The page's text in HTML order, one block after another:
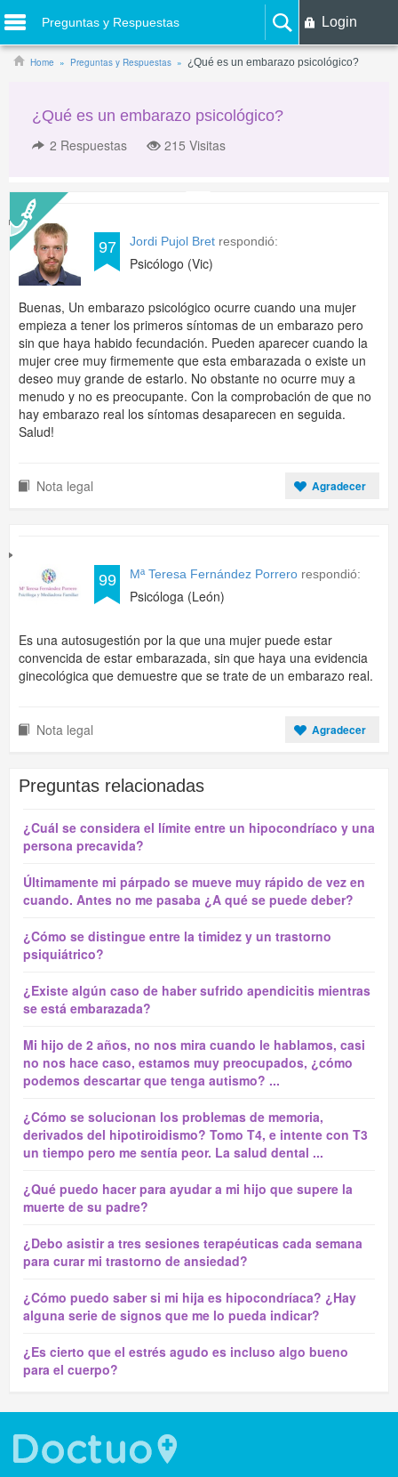
Preguntas y Respuestas Login
Home Preguntas y Respuestas ¿Qué es un embarazo psicológico?
¿Qué es un embarazo psicológico?
2 Respuestas 215 Visitas
97 Jordi Pujol Bret respondió:
Psicólogo (Vic)
Buenas, Un embarazo psicológico ocurre cuando una mujer
empieza a tener los primeros síntomas de un embarazo pero
sin que haya habido fecundación. Pueden aparecer cuando la
mujer cree muy firmemente que esta embarazada o existe un
deseo muy grande de estarlo. No obstante no ocurre muy a
menudo y no es preocupante. Con la comprobación de que no
hay embarazo real los síntomas desaparecen en seguida.
Salud!
Nota legal Agradecer
99 Mª Teresa Fernández Porrero respondió:
Psicóloga (León)
Es una autosugestión por la que una mujer puede estar
convencida de estar embarazada, sin que haya una evidencia
ginecológica que demuestre que se trate de un embarazo real.
Nota legal Agradecer
Preguntas relacionadas
¿Cuál se considera el límite entre un hipocondríaco y una
persona precavida?
Últimamente mi párpado se mueve muy rápido de vez en
cuando. Antes no me pasaba ¿A qué se puede deber?
¿Cómo se distingue entre la timidez y un trastorno
psiquiátrico?
¿Existe algún caso de haber sufrido apendicitis mientras
se está embarazada?
Mi hijo de 2 años, no nos mira cuando le hablamos, casi
no nos hace caso, estamos muy preocupados, ¿cómo
podemos descartar que tenga autismo? ...
¿Cómo se solucionan los problemas de memoria,
derivados del hipotiroidismo? Tomo T4, e intente con T3
un tiempo pero me sentía peor. La salud dental ...
¿Qué puedo hacer para ayudar a mi hijo que supere la
muerte de su padre?
¿Debo asistir a tres sesiones terapéuticas cada semana
para curar mi trastorno de ansiedad?
¿Cómo puedo saber si mi hija es hipocondríaca? ¿Hay
alguna serie de signos que me lo pueda indicar?
¿Es cierto que el estrés agudo es incluso algo bueno
para el cuerpo?